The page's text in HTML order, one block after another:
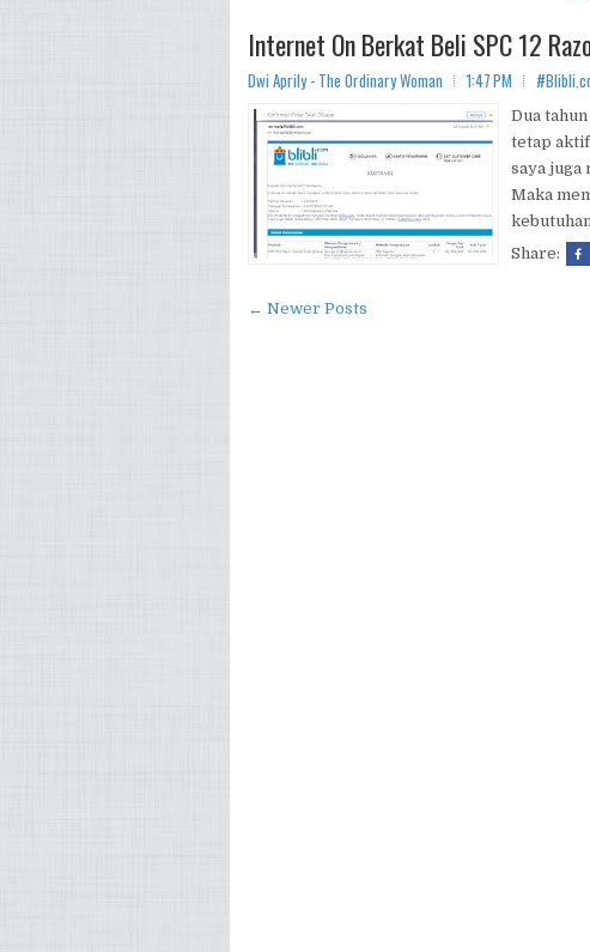
Internet On Berkat Beli SPC 12
Dwi Aprily - The Ordinary Woman 1:47 PM
Dua
tetap aktif
saya juga
Maka
Share:
← Newer Posts